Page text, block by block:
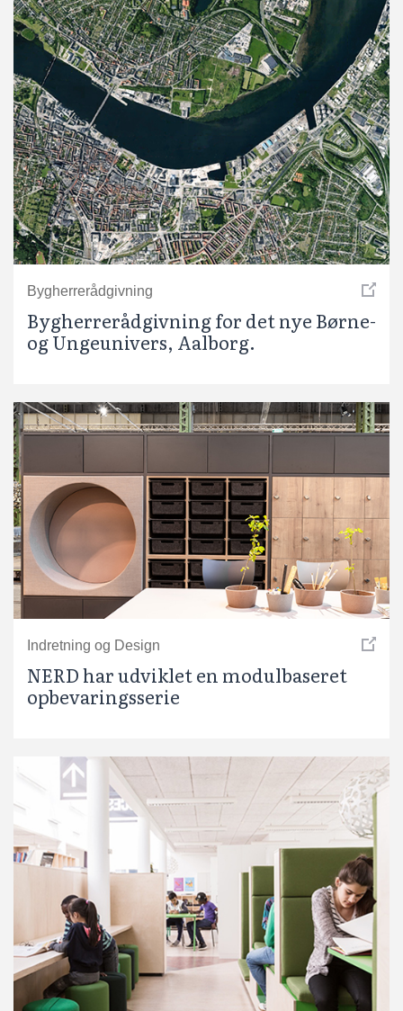
Bygherrerådgivning
Bygherrerådgivning for det nye Børne-
og Ungeunivers, Aalborg.
Indretning og Design
NERD har udviklet en modulbaseret
opbevaringsserie